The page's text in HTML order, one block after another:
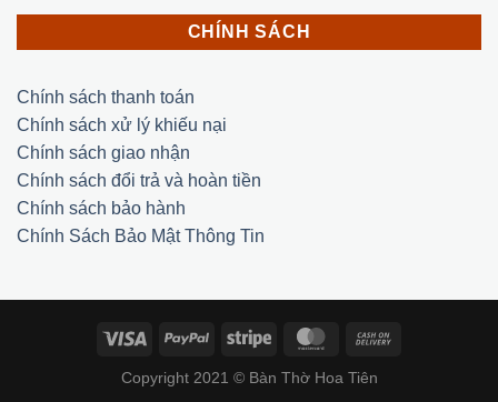
CHÍNH SÁCH
Chính sách thanh toán
Chính sách xử lý khiếu nại
Chính sách giao nhận
Chính sách đổi trả và hoàn tiền
Chính sách bảo hành
Chính Sách Bảo Mật Thông Tin
Copyright 2021 © Bàn Thờ Hoa Tiên